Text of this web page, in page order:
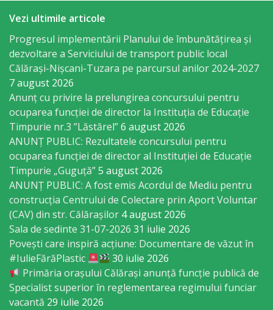
Școala
Sportivă
Specializată
de
Rezerve
Olimpice
Călărași
Stadionul
orășenesc
Muzeul
de
Istorie
şi
Vezi ultimile articole
Progresul implementării Planului de îmbunătățirea și
dezvoltare a Serviciului de transport public local
Călărași-Nișcani-Tuzara pe parcursul anilor 2024-2027
7 august 2026
Anunț cu privire la prelungirea concursului pentru
ocuparea funcţiei de director la Instituția de Educație
Timpurie nr.3 ”Lăstărel”6 august 2026
ANUNȚ PUBLIC: Rezultatele concursului pentru
ocuparea funcției de director al Instituției de Educație
Timpurie „Guguță”5 august 2026
ANUNȚ PUBLIC: A fost emis Acordul de Mediu pentru
construcția Centrului de Colectare prin Aport Voluntar
(CAV) din str. Călărașilor 4 august 2026
Sala de sedinte 31-07-2026 31 iulie 2026
Povești care inspiră acțiune: Documentare de văzut în
#IulieFărăPlastic
30 iulie 2026
Primăria orașului Călărași anunță funcție publică de
Specialist superior în reglementarea regimului funciar
vacantă 29 iulie 2026